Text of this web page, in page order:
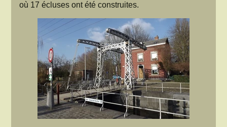
où 17 écluses ont été construites.